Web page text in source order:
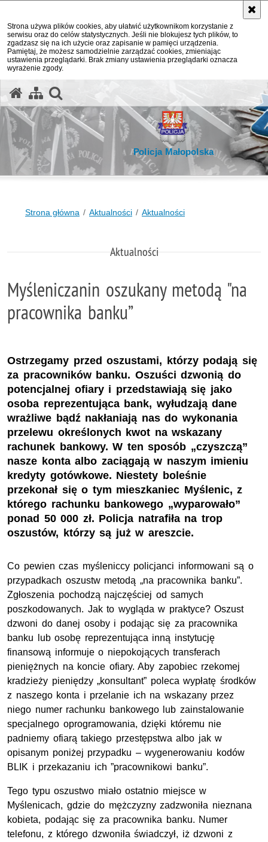
Strona używa plików cookies, aby ułatwić użytkownikom korzystanie z
serwisu oraz do celów statystycznych. Jeśli nie blokujesz tych plików, to
zgadzasz się na ich użycie oraz zapisanie w pamięci urządzenia.
Pamiętaj, że możesz samodzielnie zarządzać cookies, zmieniając
ustawienia przeglądarki. Brak zmiany ustawienia przeglądarki oznacza
wyrażenie zgody.
Policja Małopolska
Strona główna Aktualności Aktualności
Aktualności
Myśleniczanin oszukany metodą "na
pracownika banku”
Ostrzegamy przed oszustami, którzy podają się
za pracowników banku. Oszuści dzwonią do
potencjalnej ofiary i przedstawiają się jako
osoba reprezentująca bank, wyłudzają dane
wrażliwe bądź nakłaniają nas do wykonania
przelewu określonych kwot na wskazany
rachunek bankowy. W ten sposób „czyszczą”
nasze konta albo zaciągają w naszym imieniu
kredyty gotówkowe. Niestety boleśnie
przekonał się o tym mieszkaniec Myślenic, z
którego rachunku bankowego „wyparowało”
ponad 50 000 zł. Policja natrafiła na trop
oszustów, którzy są już w areszcie.
Co pewien czas myśleniccy policjanci informowani są o
przypadkach oszustw metodą „na pracownika banku”.
Zgłoszenia pochodzą najczęściej od samych
poszkodowanych. Jak to wygląda w praktyce? Oszust
dzwoni do danej osoby i podając się za pracownika
banku lub osobę reprezentująca inną instytucję
finansową informuje o niepokojących transferach
pieniężnych na koncie ofiary. Aby zapobiec rzekomej
kradzieży pieniędzy „konsultant” poleca wypłatę środków
z naszego konta i przelanie ich na wskazany przez
niego numer rachunku bankowego lub zainstalowanie
specjalnego oprogramowania, dzięki któremu nie
padniemy ofiarą takiego przestępstwa albo jak w
opisanym poniżej przypadku – wygenerowaniu kodów
BLIK i przekazaniu ich ”pracownikowi banku”.
Tego typu oszustwo miało ostatnio miejsce w
Myślenicach, gdzie do mężczyzny zadzwoniła nieznana
kobieta, podając się za pracownika banku. Numer
telefonu, z którego dzwoniła świadczył, iż dzwoni z